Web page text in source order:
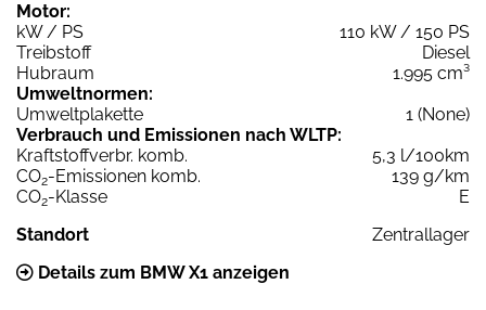
Motor:
kW / PS
110 kW / 150 PS
Treibstoff
Diesel
Hubraum
1.995 cm³
Umweltnormen:
Umweltplakette
1 (None)
Verbrauch und Emissionen nach WLTP:
Kraftstoffverbr. komb.
5,3 l/100km
CO2-Emissionen komb.
139 g/km
CO2-Klasse
E
Standort
Zentrallager
Details zum BMW X1 anzeigen